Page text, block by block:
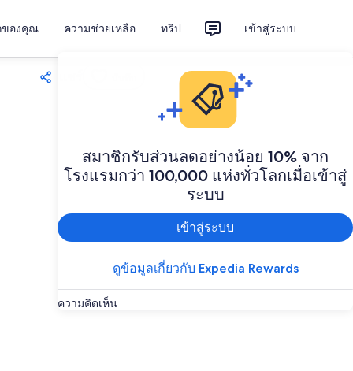
ของคุณ ความช่วยเหลือ ทริป เข้าสู่ระบบ
สมาชิกรับส่วนลดอย่างน้อย 10% จาก
โรงแรมกว่า 100,000 แห่งทั่วโลกเมื่อเข้าสู่
ระบบ
เข้าสู่ระบบ
ดูข้อมูลเกี่ยวกับ Expedia Rewards
ความคิดเห็น